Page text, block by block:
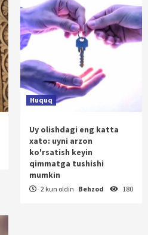
Huquq
Uy olishdagi eng katta
xato: uyni arzon
ko'rsatish keyin
qimmatga tushishi
mumkin
2 kun oldin Behzod 180